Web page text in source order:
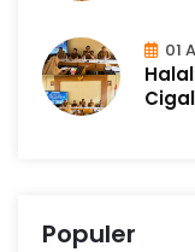
01
Populer